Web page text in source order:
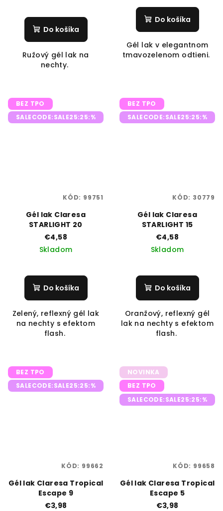
Do košíka
Ružový gél lak na
nechty.
Do košíka
Gél lak v elegantnom
tmavozelenom odtieni.
BEZ TPO
SALECODE:SALE25:25:%
Gél lak Claresa
STARLIGHT 20
€4,58
Skladom
Do košíka
Zelený, reflexný gél lak
na nechty s efektom
flash.
KÓD: 99751
BEZ TPO
SALECODE:SALE25:25:%
Gél lak Claresa
STARLIGHT 15
€4,58
Skladom
Do košíka
Oranžový, reflexný gél
lak na nechty s efektom
flash.
KÓD: 30779
BEZ TPO
SALECODE:SALE25:25:%
Gél lak Claresa Tropical
Escape 9
€3,98
KÓD: 99662
NOVINKA
BEZ TPO
SALECODE:SALE25:25:%
Gél lak Claresa Tropical
Escape 5
€3,98
KÓD: 99658